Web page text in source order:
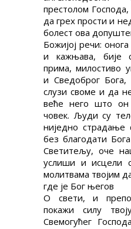
престолом Господа,
да грех прости и
болест ова
Божијој речи:
и кажњава, бије
прима, милостиво
и Сведоброг
слузи своме и да
веће него што
човек. Људи су
ниједно
без благодати
Светитељу, оче
услиши и исцели
молитвама твојим
где је Бог његов
О свети, и
покажи силу
Свемогућег